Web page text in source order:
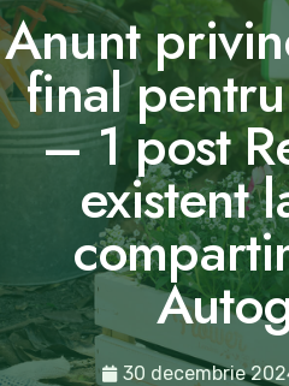
Anunt
final
– 1 post
existent
30 decembrie